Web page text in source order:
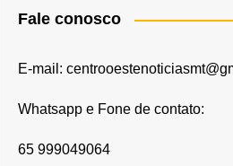
Fale conosco
E-mail:
Whatsapp e Fone de contato:
65 999049064